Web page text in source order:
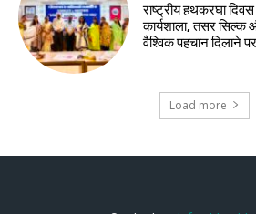
राष्ट्रीय हथकरघा दिवस
कार्यशाला, तसर सिल्क
वैश्विक पहचान दिलाने
Load more